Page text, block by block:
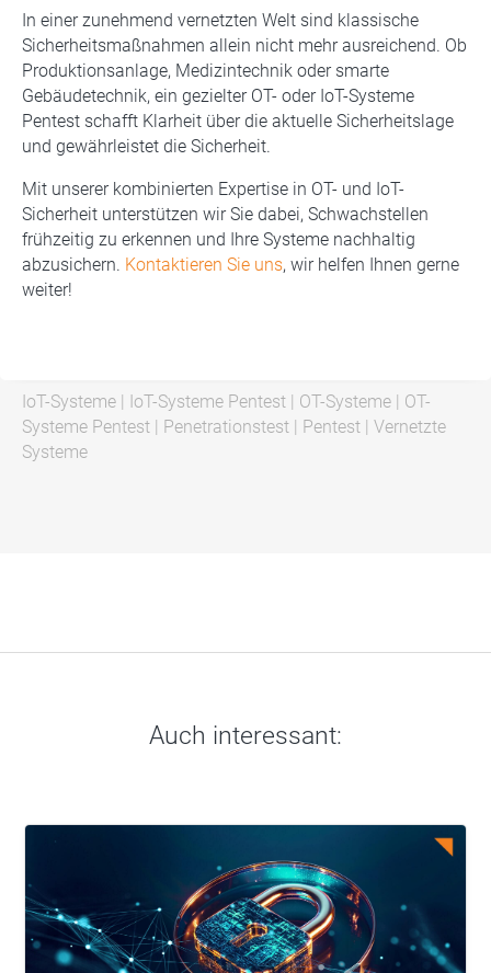
In einer zunehmend vernetzten Welt sind klassische
Sicherheitsmaßnahmen allein nicht mehr ausreichend. Ob
Produktionsanlage, Medizintechnik oder smarte
Gebäudetechnik, ein gezielter OT- oder IoT-Systeme
Pentest schafft Klarheit über die aktuelle Sicherheitslage
und gewährleistet die Sicherheit.
Mit unserer kombinierten Expertise in OT- und IoT-
Sicherheit unterstützen wir Sie dabei, Schwachstellen
frühzeitig zu erkennen und Ihre Systeme nachhaltig
abzusichern. Kontaktieren Sie uns, wir helfen Ihnen gerne
weiter!
IoT-Systeme | IoT-Systeme Pentest | OT-Systeme | OT-
Systeme Pentest | Penetrationstest | Pentest | Vernetzte
Systeme
Auch interessant: